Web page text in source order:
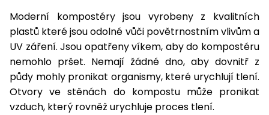
Moderní kompostéry jsou vyrobeny z kvalitních
plastů které jsou odolné vůči povětrnostním vlivům a
UV záření. Jsou opatřeny víkem, aby do kompostéru
nemohlo pršet. Nemají žádné dno, aby dovnitř z
půdy mohly pronikat organismy, které urychlují tlení.
Otvory ve stěnách do kompostu může pronikat
vzduch, který rovněž urychluje proces tlení.